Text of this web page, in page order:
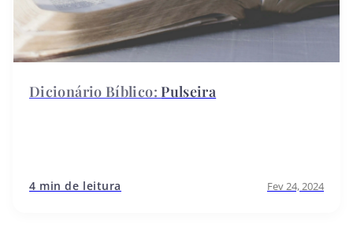
Pulseira
4 min de leitura Fev 24, 2024